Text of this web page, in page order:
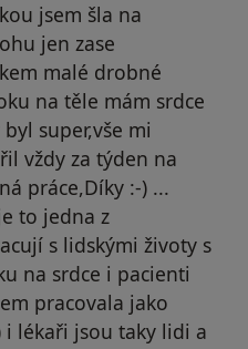
jsem šla na
jen zase
malé drobné
na těle mám srdce
super,vše mi
vždy za týden na
práce,Díky :-) ...
to jedna z
s lidskými životy s
na srdce i pacienti
pracovala jako
i lékaři jsou taky lidi a